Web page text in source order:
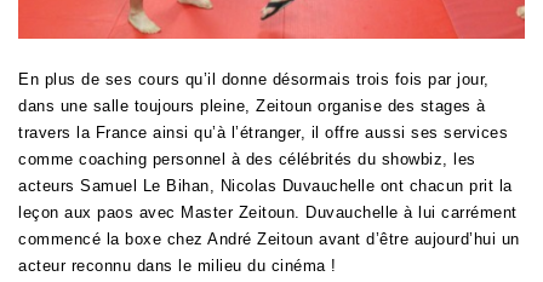
En plus de ses cours qu’il donne désormais trois fois par jour,
dans une salle toujours pleine, Zeitoun organise des stages à
travers la France ainsi qu’à l’étranger, il offre aussi ses services
comme coaching personnel à des célébrités du showbiz, les
acteurs Samuel Le Bihan, Nicolas Duvauchelle ont chacun prit la
leçon aux paos avec Master Zeitoun. Duvauchelle à lui carrément
commencé la boxe chez André Zeitoun avant d’être aujourd’hui un
acteur reconnu dans le milieu du cinéma !